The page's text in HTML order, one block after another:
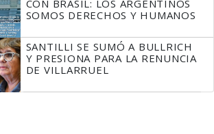
CON BRASIL: LOS ARGENTINOS
SOMOS DERECHOS Y HUMANOS
SANTILLI SE SUMÓ A BULLRICH
Y PRESIONA PARA LA RENUNCIA
DE VILLARRUEL